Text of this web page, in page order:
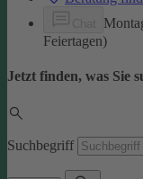
Feiertagen)
Jetzt finden, was Sie
Suchbegriff